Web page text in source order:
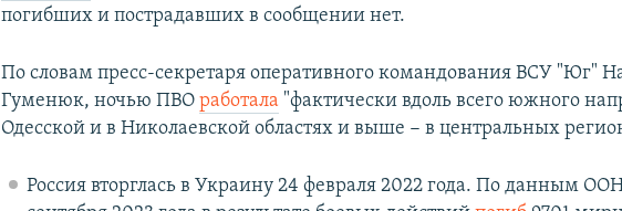
погибших и пострадавших в сообщении нет.
По словам пресс-секретаря оперативного командования ВСУ "Юг"
Гуменюк, ночью ПВОработала "фактически вдоль всего южного
Одесской и в Николаевской областях и выше − в центральных
Россия вторглась в Украину 24 февраля 2022 года. По данным